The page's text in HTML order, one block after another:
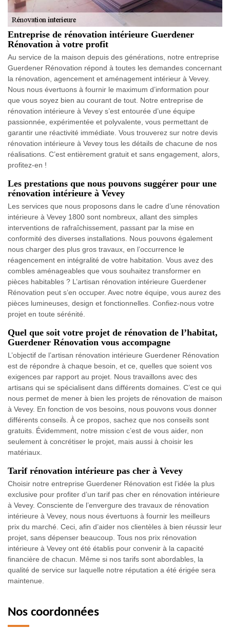
Entreprise de rénovation intérieure Guerdener
Rénovation à votre profit
Au service de la maison depuis des générations, notre entreprise
Guerdener Rénovation répond à toutes les demandes concernant
la rénovation, agencement et aménagement intérieur à Vevey.
Nous nous évertuons à fournir le maximum d’information pour
que vous soyez bien au courant de tout. Notre entreprise de
rénovation intérieure à Vevey s’est entourée d’une équipe
passionnée, expérimentée et polyvalente, vous permettant de
garantir une réactivité immédiate. Vous trouverez sur notre devis
rénovation intérieure à Vevey tous les détails de chacune de nos
réalisations. C’est entièrement gratuit et sans engagement, alors,
profitez-en !
Les prestations que nous pouvons suggérer pour une
rénovation intérieure à Vevey
Les services que nous proposons dans le cadre d’une rénovation
intérieure à Vevey 1800 sont nombreux, allant des simples
interventions de rafraîchissement, passant par la mise en
conformité des diverses installations. Nous pouvons également
nous charger des plus gros travaux, en l’occurrence le
réagencement en intégralité de votre habitation. Vous avez des
combles aménageables que vous souhaitez transformer en
pièces habitables ? L’artisan rénovation intérieure Guerdener
Rénovation peut s’en occuper. Avec notre équipe, vous aurez des
pièces lumineuses, design et fonctionnelles. Confiez-nous votre
projet en toute sérénité.
Quel que soit votre projet de rénovation de l’habitat,
Guerdener Rénovation vous accompagne
L’objectif de l’artisan rénovation intérieure Guerdener Rénovation
est de répondre à chaque besoin, et ce, quelles que soient vos
exigences par rapport au projet. Nous travaillons avec des
artisans qui se spécialisent dans différents domaines. C’est ce qui
nous permet de mener à bien les projets de rénovation de maison
à Vevey. En fonction de vos besoins, nous pouvons vous donner
différents conseils. À ce propos, sachez que nos conseils sont
gratuits. Évidemment, notre mission c’est de vous aider, non
seulement à concrétiser le projet, mais aussi à choisir les
matériaux.
Tarif rénovation intérieure pas cher à Vevey
Choisir notre entreprise Guerdener Rénovation est l’idée la plus
exclusive pour profiter d’un tarif pas cher en rénovation intérieure
à Vevey. Consciente de l’envergure des travaux de rénovation
intérieure à Vevey, nous nous évertuons à fournir les meilleurs
prix du marché. Ceci, afin d’aider nos clientèles à bien réussir leur
projet, sans dépenser beaucoup. Tous nos prix rénovation
intérieure à Vevey ont été établis pour convenir à la capacité
financière de chacun. Même si nos tarifs sont abordables, la
qualité de service sur laquelle notre réputation a été érigée sera
maintenue.
Nos coordonnées